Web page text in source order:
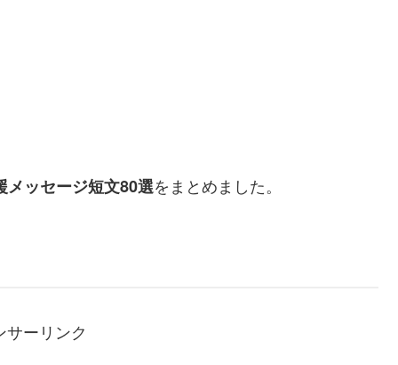
メッセージ短文80選をまとめました。
サーリンク